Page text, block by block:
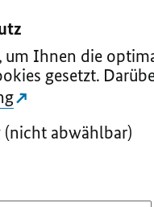
Ihnen die
gesetzt.
abwählbar)